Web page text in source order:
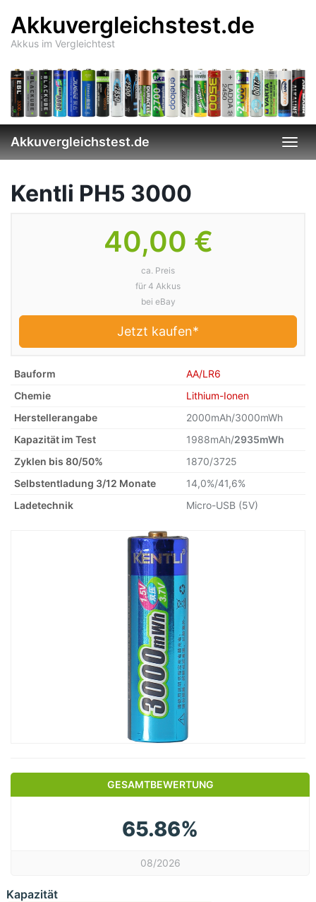
mainAkkuvergleichstest.de
Akkus im Vergleichtest
Akkuvergleichstest.de
Kentli PH5 3000
40,00 €
ca. Preis
für 4 Akkus
bei eBay
Jetzt kaufen
Bauform
AA/LR6
Chemie
Lithium-Ionen
Herstellerangabe
2000mAh/3000mWh
Kapazität im Test
1988mAh/2935mWh
Zyklen bis 80/50%
1870/3725
Selbstentladung 3/12 Monate
14,0%/41,6%
Ladetechnik
Micro-USB (5V)
GESAMTBEWERTUNG
65.86%
08/2026
Kapazität